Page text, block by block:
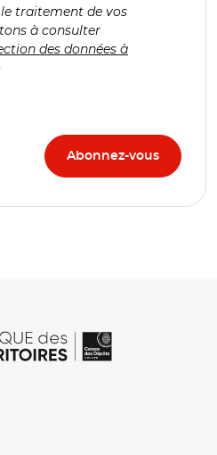
traitement de vos
à consulter
des données à